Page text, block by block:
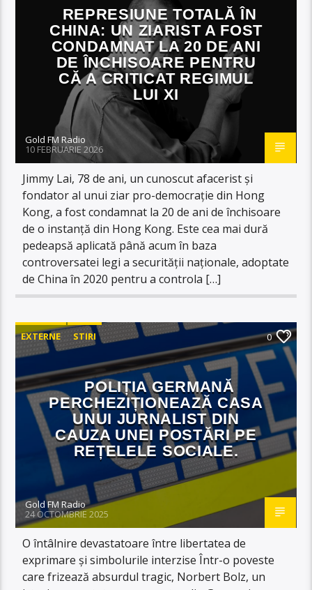
REPRESIUNE TOTALĂ ÎN
CHINA: UN ZIARIST A FOST
CONDAMNAT LA 20 DE ANI
DE ÎNCHISOARE PENTRU
CĂ A CRITICAT REGIMUL
LUI XI
Gold FM Radio
10 FEBRUARIE 2026
Jimmy Lai, 78 de ani, un cunoscut afacerist și
fondator al unui ziar pro-democrație din Hong
Kong, a fost condamnat la 20 de ani de închisoare
de o instanță din Hong Kong. Este cea mai dură
pedeapsă aplicată până acum în baza
controversatei legi a securității naționale, adoptate
de China în 2020 pentru a controla […]
EXTERNE STIRI 0
POLIȚIA GERMANĂ
PERCHEZIȚIONEAZĂ CASA
UNUI JURNALIST DIN
CAUZA UNEI POSTĂRI PE
REȚELELE SOCIALE.
Gold FM Radio
24 OCTOMBRIE 2025
O întâlnire devastatoare între libertatea de
exprimare și simbolurile interzise Într-o poveste
care frizează absurdul tragic, Norbert Bolz, un